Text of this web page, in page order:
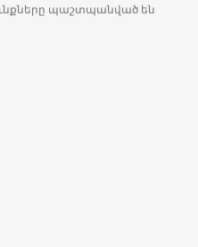
պաշտպանված են